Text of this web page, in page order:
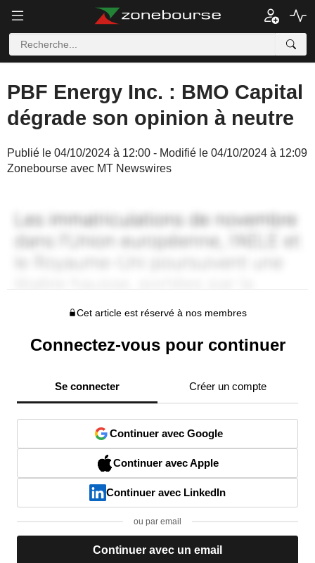
PBF Energy Inc. : BMO Capital
dégrade son opinion à neutre
Publié le 04/10/2024 à 12:00 - Modifié le 04/10/2024 à 12:09
Zonebourse avec MT Newswires
Cet article est réservé à nos membres
Connectez-vous pour continuer
Se connecter Créer un compte
Continuer avec Google
Continuer avec Apple
Continuer avec LinkedIn
ou par email
Continuer avec un email